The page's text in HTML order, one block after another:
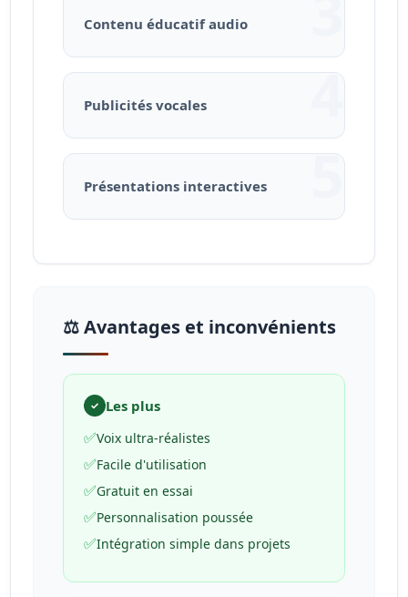
Contenu éducatif audio
4
Publicités vocales
5
Présentations interactives
⚖️ Avantages et inconvénients
✓ Les plus
✅Voix ultra-réalistes
✅Facile d'utilisation
✅Gratuit en essai
✅Personnalisation poussée
✅Intégration simple dans projets